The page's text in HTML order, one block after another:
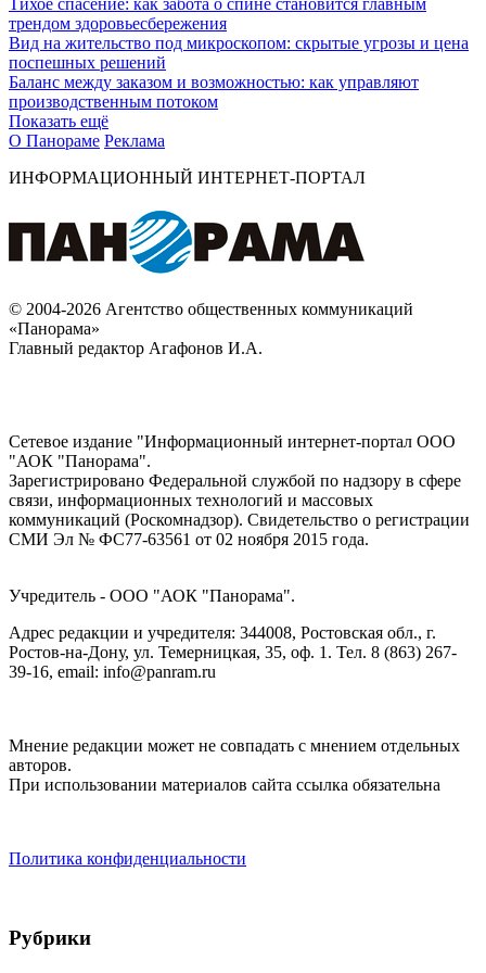
Тихое спасение: как забота о спине становится главным
трендом здоровьесбережения
Вид на жительство под микроскопом: скрытые угрозы и цена
поспешных решений
Баланс между заказом и возможностью: как управляют
производственным потоком
Показать ещё
О Панораме Реклама
ИНФОРМАЦИОННЫЙ ИНТЕРНЕТ-ПОРТАЛ
© 2004-2026 Агентство общественных коммуникаций
«Панорама»
Главный редактор Агафонов И.А.
Сетевое издание "Информационный интернет-портал ООО
"АОК "Панорама".
Зарегистрировано Федеральной службой по надзору в сфере
связи, информационных технологий и массовых
коммуникаций (Роскомнадзор). Cвидетельство о регистрации
СМИ Эл № ФС77-63561 от 02 ноября 2015 года.
Учредитель - ООО "АОК "Панорама".
Адрес редакции и учредителя: 344008, Ростовская обл., г.
Ростов-на-Дону, ул. Темерницкая, 35, оф. 1. Тел. 8 (863) 267-
39-16, email: info@panram.ru
Мнение редакции может не совпадать с мнением отдельных
авторов.
При использовании материалов сайта ссылка обязательна
Политика конфиденциальности
Рубрики